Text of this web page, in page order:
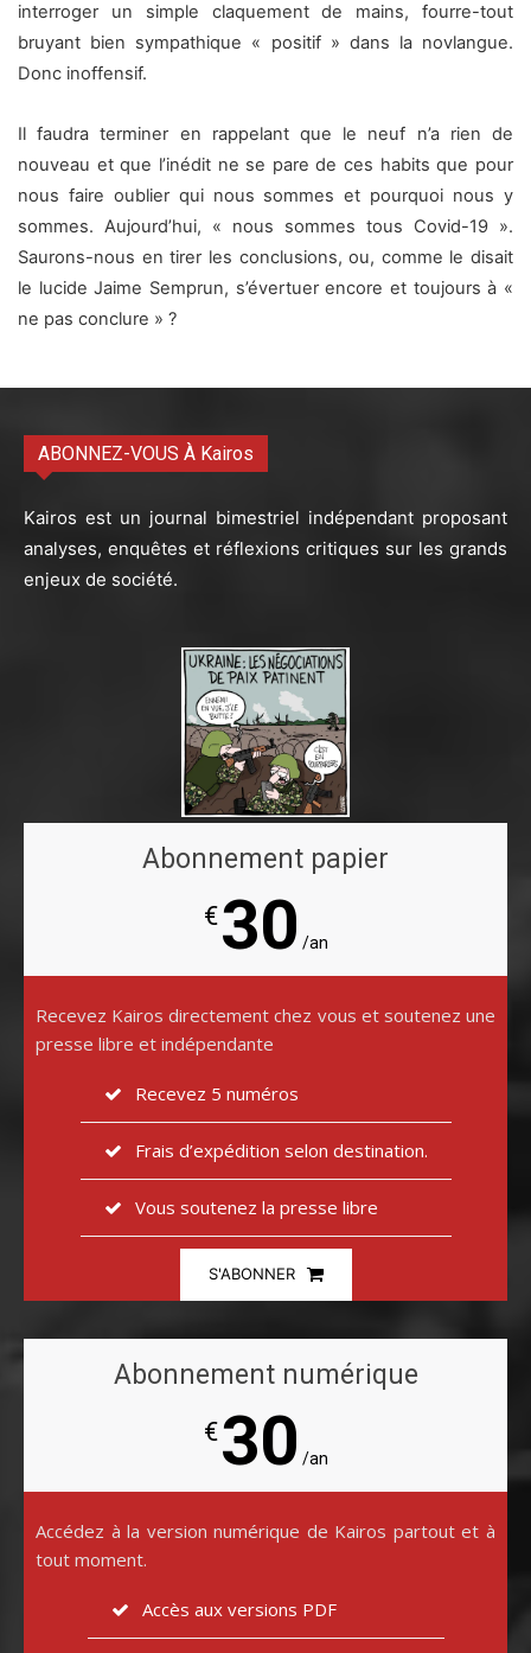
interroger un simple claquement de mains, fourre-tout
bruyant bien sympathique « positif » dans la novlangue.
Donc inoffensif.
Il faudra terminer en rappelant que le neuf n’a rien de
nouveau et que l’inédit ne se pare de ces habits que pour
nous faire oublier qui nous sommes et pourquoi nous y
sommes. Aujourd’hui, « nous sommes tous Covid-19 ».
Saurons-nous en tirer les conclusions, ou, comme le disait
le lucide Jaime Semprun, s’évertuer encore et toujours à «
ne pas conclure » ?
ABONNEZ-VOUS À Kairos
Kairos est un journal bimestriel indépendant proposant
analyses, enquêtes et réflexions critiques sur les grands
enjeux de société.
Abonnement papier
€30 /an
Recevez Kairos directement chez vous et soutenez une
presse libre et indépendante
Recevez 5 numéros
Frais d’expédition selon destination.
Vous soutenez la presse libre
S'ABONNER
Abonnement numérique
€30 /an
Accédez à la version numérique de Kairos partout et à
tout moment.
Accès aux versions PDF